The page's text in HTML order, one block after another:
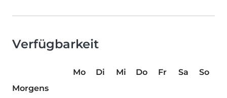
Verfügbarkeit
Mo Di Mi Do Fr Sa
So
Morgens